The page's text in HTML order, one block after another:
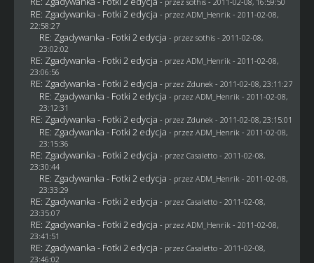
RE: Zgadywanka - Fotki 2 edycja - przez ADM_Henrik - 2011-02-08,
22:58:27
RE: Zgadywanka - Fotki 2 edycja - przez sothis- 2011-02-08,
23:02:02
RE: Zgadywanka - Fotki 2 edycja - przez ADM_Henrik - 2011-02-08,
23:06:56
RE: Zgadywanka - Fotki 2 edycja - przez Zdunek - 2011-02-08, 23:11:27
RE: Zgadywanka - Fotki 2 edycja - przez ADM_Henrik - 2011-02-08,
23:12:31
RE: Zgadywanka - Fotki 2 edycja - przez Zdunek - 2011-02-08, 23:15:01
RE: Zgadywanka - Fotki 2 edycja - przez ADM_Henrik - 2011-02-08,
23:15:36
RE: Zgadywanka - Fotki 2 edycja - przez Casaletto- 2011-02-08,
23:30:44
RE: Zgadywanka - Fotki 2 edycja - przez ADM_Henrik - 2011-02-08,
23:33:29
RE: Zgadywanka - Fotki 2 edycja - przez Casaletto- 2011-02-08,
23:35:07
RE: Zgadywanka - Fotki 2 edycja - przez ADM_Henrik - 2011-02-08,
23:41:51
RE: Zgadywanka - Fotki 2 edycja - przez Casaletto- 2011-02-08,
23:46:02